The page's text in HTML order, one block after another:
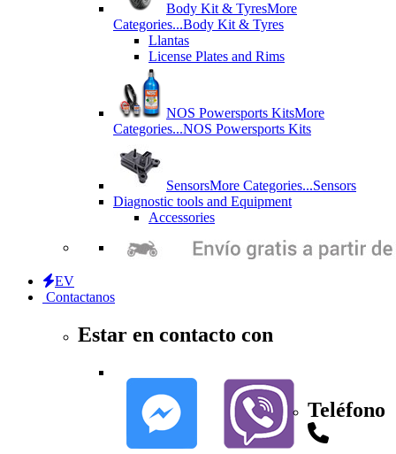
Body Kit & TyresMore
Categories...Body Kit & Tyres
Llantas
License Plates and Rims
NOS Powersports KitsMore
Categories...NOS Powersports Kits
SensorsMore Categories...Sensors
Diagnostic tools and Equipment
Accessories
EV
Contactanos
Estar en contacto con
Teléfono